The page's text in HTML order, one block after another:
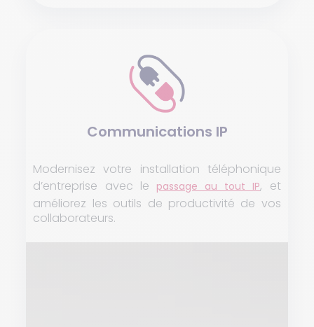
Communications IP
Modernisez votre installation téléphonique
d’entreprise avec le passage au tout IP, et
améliorez les outils de productivité de vos
collaborateurs.